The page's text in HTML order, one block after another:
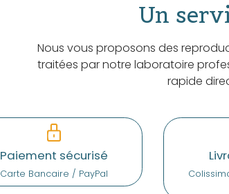
Un
Nous vous proposons des
traitées par notre laboratoire
rapide
Paiement sécurisé
Carte Bancaire / PayPal